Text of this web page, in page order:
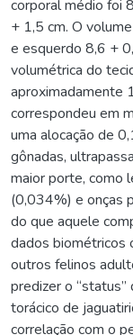
corporal médio foi
+ 1,5 cm. O
e esquerdo 8,6 +
volumétrica do
aproximadamente
correspondeu em
uma alocação de
gônadas,
maior porte, como
(0,034%) e onças
do que aquele
dados biométricos
outros felinos
predizer o
torácico de
correlação com o